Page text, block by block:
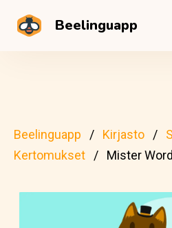
Beelinguapp
Beelinguapp Kirjasto
Kertomukset
Mister